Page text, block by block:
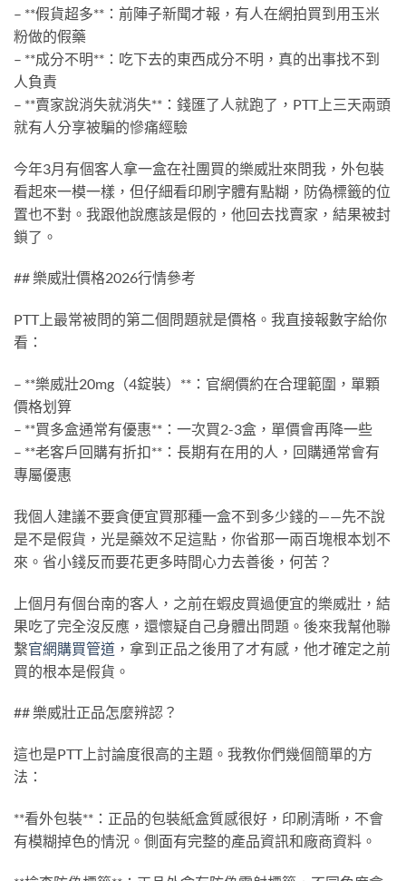
– **假貨超多**：前陣子新聞才報，有人在網拍買到用玉米
粉做的假藥
– **成分不明**：吃下去的東西成分不明，真的出事找不到
人負責
– **賣家說消失就消失**：錢匯了人就跑了，PTT上三天兩頭
就有人分享被騙的慘痛經驗
今年3月有個客人拿一盒在社團買的樂威壯來問我，外包裝
看起來一模一樣，但仔細看印刷字體有點糊，防偽標籤的位
置也不對。我跟他說應該是假的，他回去找賣家，結果被封
鎖了。
## 樂威壯價格2026行情參考
PTT上最常被問的第二個問題就是價格。我直接報數字給你
看：
– **樂威壯20mg（4錠裝）**：官網價約在合理範圍，單顆
價格划算
– **買多盒通常有優惠**：一次買2-3盒，單價會再降一些
– **老客戶回購有折扣**：長期有在用的人，回購通常會有
專屬優惠
我個人建議不要貪便宜買那種一盒不到多少錢的——先不說
是不是假貨，光是藥效不足這點，你省那一兩百塊根本划不
來。省小錢反而要花更多時間心力去善後，何苦？
上個月有個台南的客人，之前在蝦皮買過便宜的樂威壯，結
果吃了完全沒反應，還懷疑自己身體出問題。後來我幫他聯
繫官網購買管道 ，拿到正品之後用了才有感，他才確定之前
買的根本是假貨。
## 樂威壯正品怎麼辨認？
這也是PTT上討論度很高的主題。我教你們幾個簡單的方
法：
**看外包裝**：正品的包裝紙盒質感很好，印刷清晰，不會
有模糊掉色的情況。側面有完整的產品資訊和廠商資料。